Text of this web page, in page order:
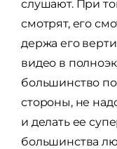
слушают. При
смотрят, его
держа его
видео в
большинство
стороны, не
и делать ее
большинства